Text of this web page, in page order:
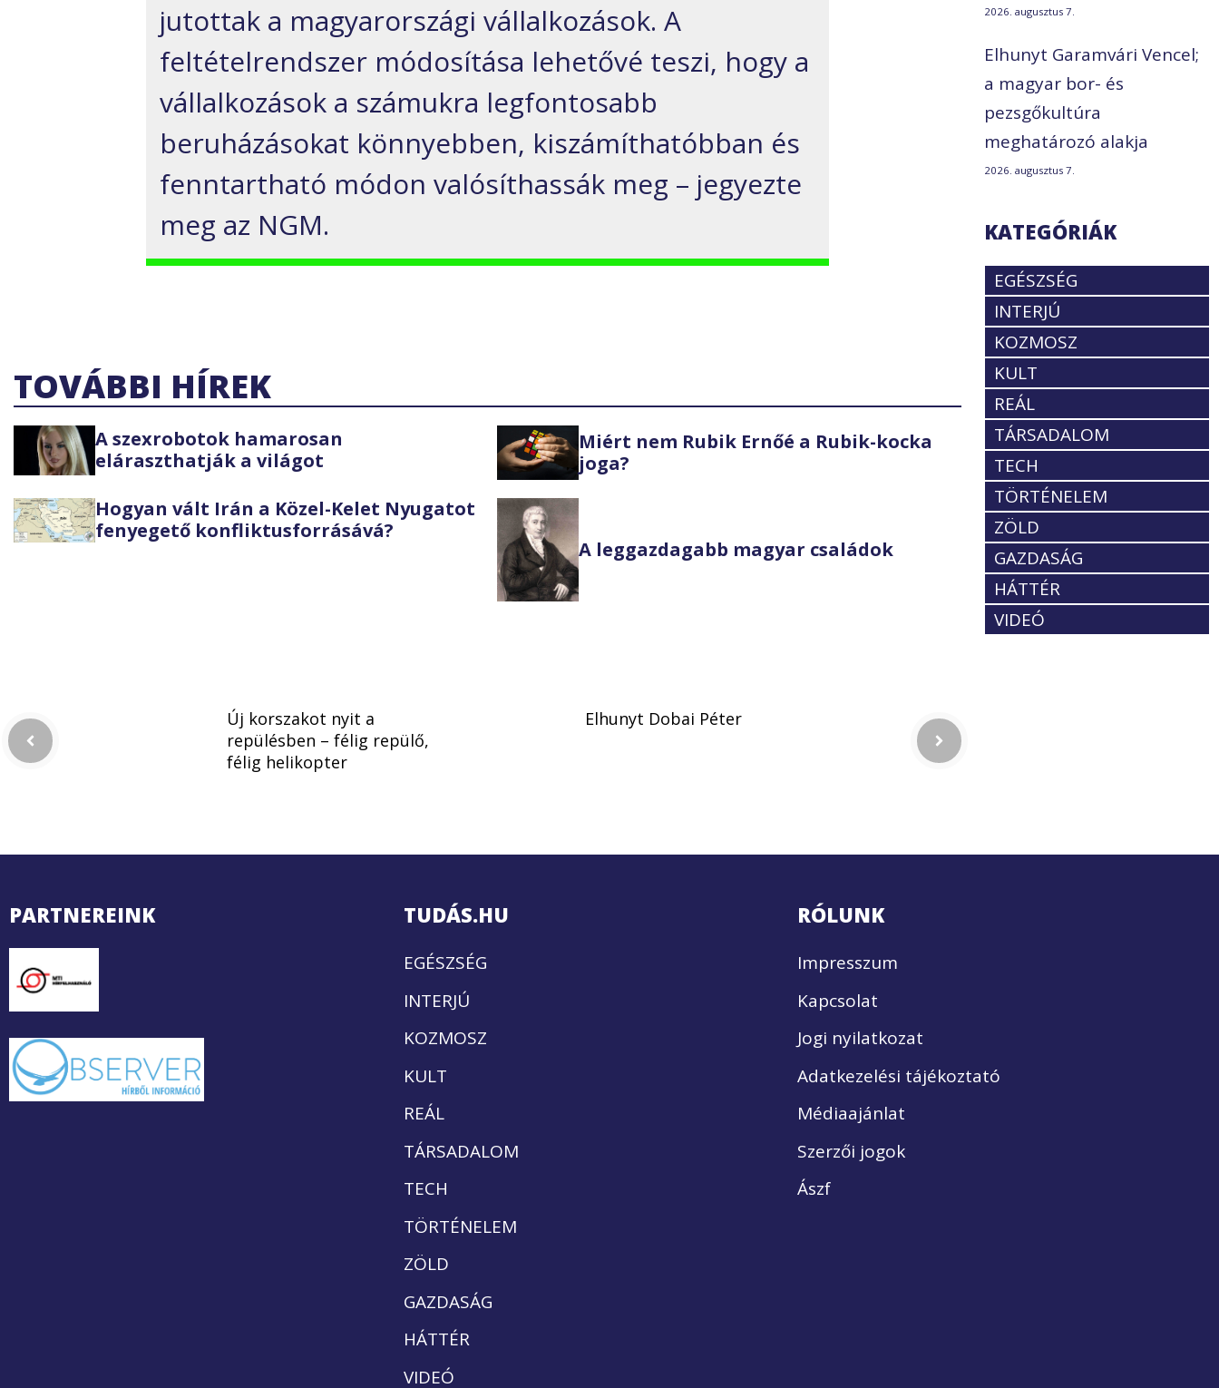
jutottak a magyarországi vállalkozások. A
feltételrendszer módosítása lehetővé teszi, hogy a
vállalkozások a számukra legfontosabb
beruházásokat könnyebben, kiszámíthatóbban és
fenntartható módon valósíthassák meg – jegyezte
meg az NGM.
TOVÁBBI HÍREK
A szexrobotok hamarosan
eláraszthatják a világot
Miért nem Rubik Ernőé a Rubik-kocka
joga?
Hogyan vált Irán a Közel-Kelet Nyugatot
fenyegető konfliktusforrásává?
A leggazdagabb magyar családok
2026. augusztus 7.
Elhunyt Garamvári Vencel;
a magyar bor- és
pezsgőkultúra
meghatározó alakja
2026. augusztus 7.
KATEGÓRIÁK
EGÉSZSÉG
INTERJÚ
KOZMOSZ
KULT
REÁL
TÁRSADALOM
TECH
TÖRTÉNELEM
ZÖLD
GAZDASÁG
HÁTTÉR
VIDEÓ
Új korszakot nyit a
repülésben – félig repülő,
félig helikopter
Elhunyt Dobai Péter
PARTNEREINK TUDÁS.HU
EGÉSZSÉG
INTERJÚ
KOZMOSZ
KULT
REÁL
TÁRSADALOM
TECH
TÖRTÉNELEM
ZÖLD
GAZDASÁG
HÁTTÉR
VIDEÓ
RÓLUNK
Impresszum
Kapcsolat
Jogi nyilatkozat
Adatkezelési tájékoztató
Médiaajánlat
Szerzői jogok
Ászf